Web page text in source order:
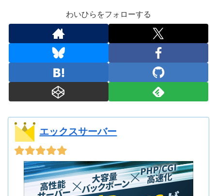
わいひらをフォローする
エックスサーバー